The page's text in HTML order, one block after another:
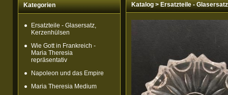
Kategorien
Ersatzteile - Glasersatz,
Kerzenhülsen
Wie Gott in Frankreich -
Maria Theresia
repräsentativ
Napoleon und das Empire
Maria Theresia Medium
Katalog>Ersatzteile -